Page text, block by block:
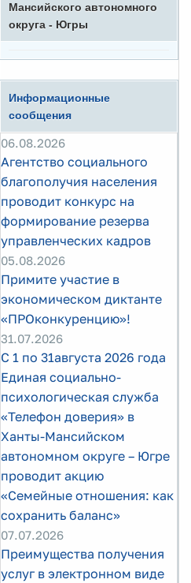
Мансийского автономного
округа - Югры
Информационные
сообщения
06.08.2026
Агентство социального
благополучия населения
проводит конкурс на
формирование резерва
управленческих кадров
05.08.2026
Примите участие в
экономическом диктанте
«ПРОконкуренцию»!
31.07.2026
С 1 по 31августа 2026 года
Единая социально-
психологическая служба
«Телефон доверия» в
Ханты-Мансийском
автономном округе – Югре
проводит акцию
«Семейные отношения: как
сохранить баланс»
07.07.2026
Преимущества получения
услуг в электронном виде